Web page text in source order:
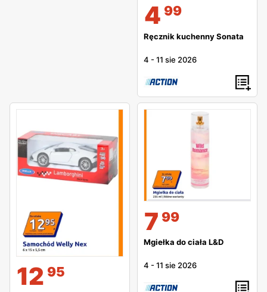
4 99
Ręcznik kuchenny Sonata
4 -11 sie 2026
12 95
7 99
Mgiełka do ciała L&D
4 -11 sie 2026